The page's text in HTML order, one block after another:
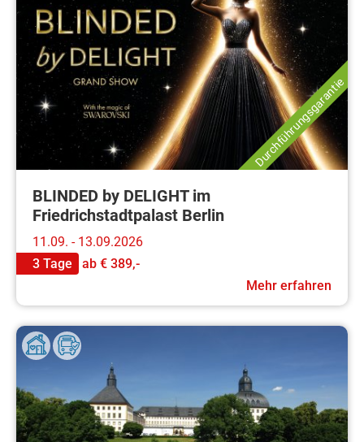
Durchführungsgarantie
BLINDED by DELIGHT im
Friedrichstadtpalast Berlin
11.09. - 13.09.2026
3 Tage
ab € 389,-
Mehr erfahren